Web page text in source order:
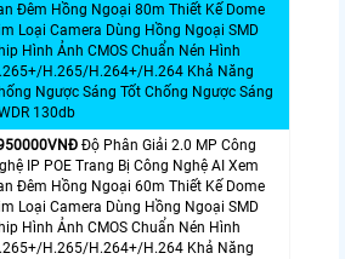
Đêm Hồng Ngoại 80m Thiết Kế Dome
Loại Camera Dùng Hồng Ngoại SMD
Hình Ảnh CMOS Chuẩn Nén Hình
H.265/H.264+/H.264 Khả Năng
Ngược Sáng Tốt Chống Ngược Sáng
130db
Độ Phân Giải 2.0 MP Công
IP POE Trang Bị Công Nghệ AI Xem
Đêm Hồng Ngoại 60m Thiết Kế Dome
Loại Camera Dùng Hồng Ngoại SMD
Hình Ảnh CMOS Chuẩn Nén Hình
H.265/H.264+/H.264 Khả Năng